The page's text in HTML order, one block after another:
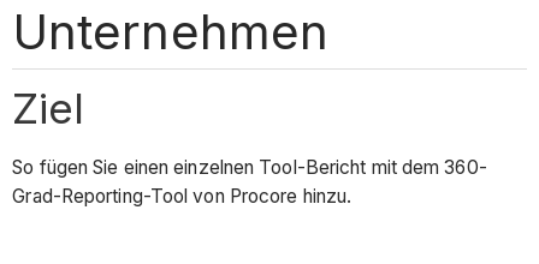
Unternehmen
Ziel
So fügen Sie einen einzelnen Tool-Bericht mit dem 360-
Grad-Reporting-Tool von Procore hinzu.